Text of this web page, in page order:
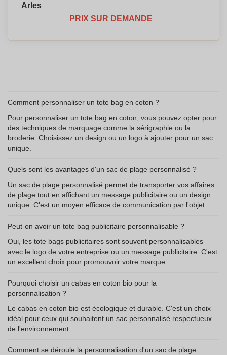
Arles
PRIX SUR DEMANDE
Comment personnaliser un tote bag en coton ?
Pour personnaliser un tote bag en coton, vous pouvez opter pour
des techniques de marquage comme la sérigraphie ou la
broderie. Choisissez un design ou un logo à ajouter pour un sac
unique.
Quels sont les avantages d'un sac de plage personnalisé ?
Un sac de plage personnalisé permet de transporter vos affaires
de plage tout en affichant un message publicitaire ou un design
unique. C'est un moyen efficace de communication par l'objet.
Peut-on avoir un tote bag publicitaire personnalisable ?
Oui, les tote bags publicitaires sont souvent personnalisables
avec le logo de votre entreprise ou un message publicitaire. C'est
un excellent choix pour promouvoir votre marque.
Pourquoi choisir un cabas en coton bio pour la
personnalisation ?
Le cabas en coton bio est écologique et durable. C'est un choix
idéal pour ceux qui souhaitent un sac personnalisé respectueux
de l'environnement.
Comment se déroule la personnalisation d'un sac de plage